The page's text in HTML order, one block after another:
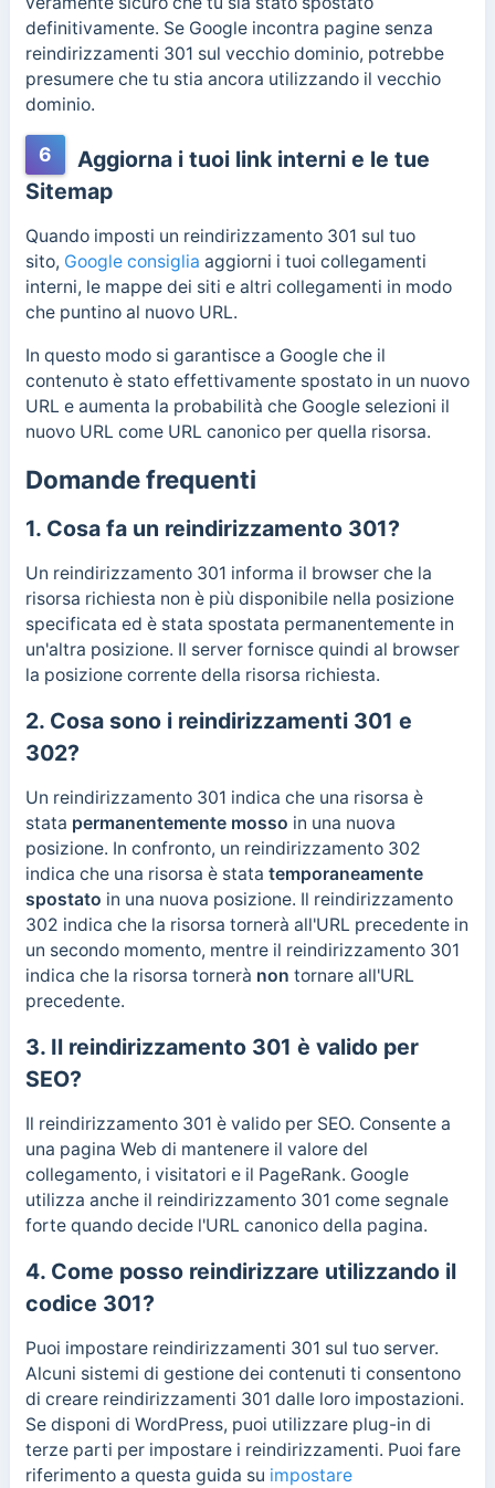
definitivamente. Se Google incontra pagine senza
reindirizzamenti 301 sul vecchio dominio, potrebbe
presumere che tu stia ancora utilizzando il vecchio
dominio.
6
Aggiorna i tuoi link interni e le tue
Sitemap
Quando imposti un reindirizzamento 301 sul tuo
sito, Google consiglia aggiorni i tuoi collegamenti
interni, le mappe dei siti e altri collegamenti in modo
che puntino al nuovo URL.
In questo modo si garantisce a Google che il
contenuto è stato effettivamente spostato in un nuovo
URL e aumenta la probabilità che Google selezioni il
nuovo URL come URL canonico per quella risorsa.
Domande frequenti
1. Cosa fa un reindirizzamento 301?
Un reindirizzamento 301 informa il browser che la
risorsa richiesta non è più disponibile nella posizione
specificata ed è stata spostata permanentemente in
un'altra posizione. Il server fornisce quindi al browser
la posizione corrente della risorsa richiesta.
2. Cosa sono i reindirizzamenti 301 e
302?
Un reindirizzamento 301 indica che una risorsa è
stata permanentemente mosso in una nuova
posizione. In confronto, un reindirizzamento 302
indica che una risorsa è stata temporaneamente
spostato in una nuova posizione. Il reindirizzamento
302 indica che la risorsa tornerà all'URL precedente in
un secondo momento, mentre il reindirizzamento 301
indica che la risorsa tornerà non tornare all'URL
precedente.
3. Il reindirizzamento 301 è valido per
SEO?
Il reindirizzamento 301 è valido per SEO. Consente a
una pagina Web di mantenere il valore del
collegamento, i visitatori e il PageRank. Google
utilizza anche il reindirizzamento 301 come segnale
forte quando decide l'URL canonico della pagina.
4. Come posso reindirizzare utilizzando il
codice 301?
Puoi impostare reindirizzamenti 301 sul tuo server.
Alcuni sistemi di gestione dei contenuti ti consentono
di creare reindirizzamenti 301 dalle loro impostazioni.
Se disponi di WordPress, puoi utilizzare plug-in di
terze parti per impostare i reindirizzamenti. Puoi fare
riferimento a questa guida su impostare